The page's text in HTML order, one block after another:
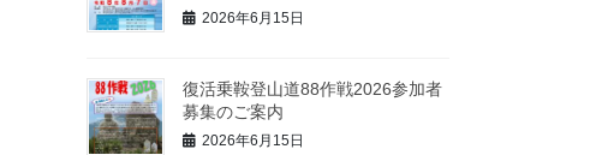
2026年6月15日
復活乗鞍登山道88作戦2026参加者
募集のご案内
2026年6月15日